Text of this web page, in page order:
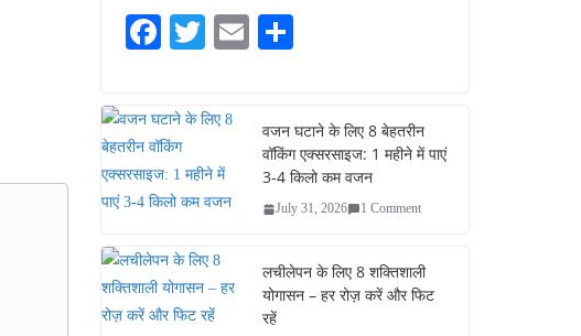
जो आपकी उत्पादकता को
दोगुना कर देंगे
Fa
bo
ok
T
tte
r
E
वजन घटाने के लिए 8 बेहतरीन
वॉकिंग एक्सरसाइज: 1 महीने में पाएं
3-4 किलो कम वजन
July 31, 2026 1 Comment
लचीलेपन के लिए 8 शक्तिशाली
योगासन – हर रोज़ करें और फिट
रहें